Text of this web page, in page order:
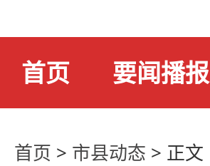
首页 要闻播报
首页 > 市县动态 > 正文